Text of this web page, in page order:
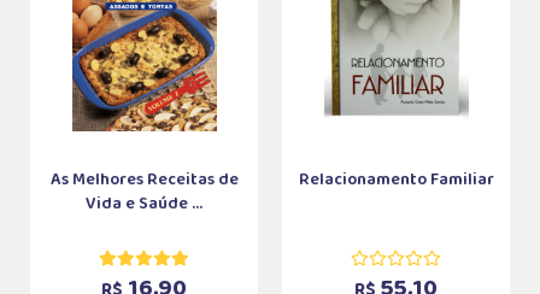
As Melhores Receitas de
Vida e Saúde ...
Relacionamento Familiar